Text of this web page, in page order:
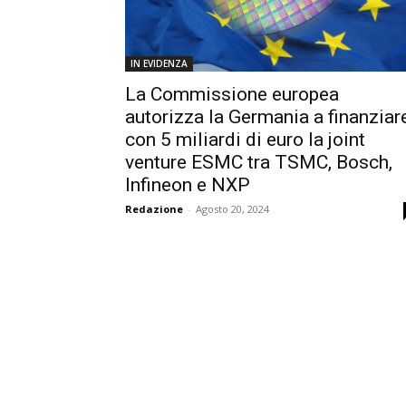
IN EVIDENZA
La Commissione europea
autorizza la Germania a
con 5 miliardi di euro la joint
venture ESMC tra TSMC, Bosch,
Infineon e NXP
Redazione - Agosto 20, 2024